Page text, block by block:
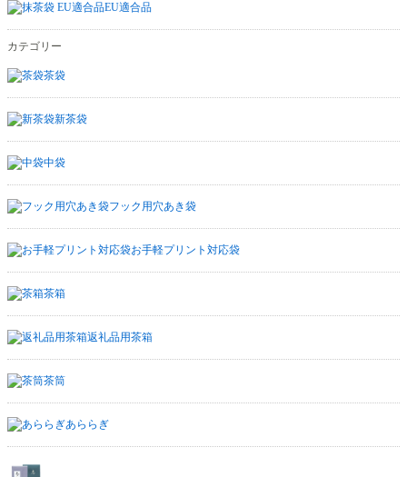
EU適合品
カテゴリー
茶袋
新茶袋
中袋
フック用穴あき袋
お手軽プリント対応袋
茶箱
返礼品用茶箱
茶筒
あららぎ